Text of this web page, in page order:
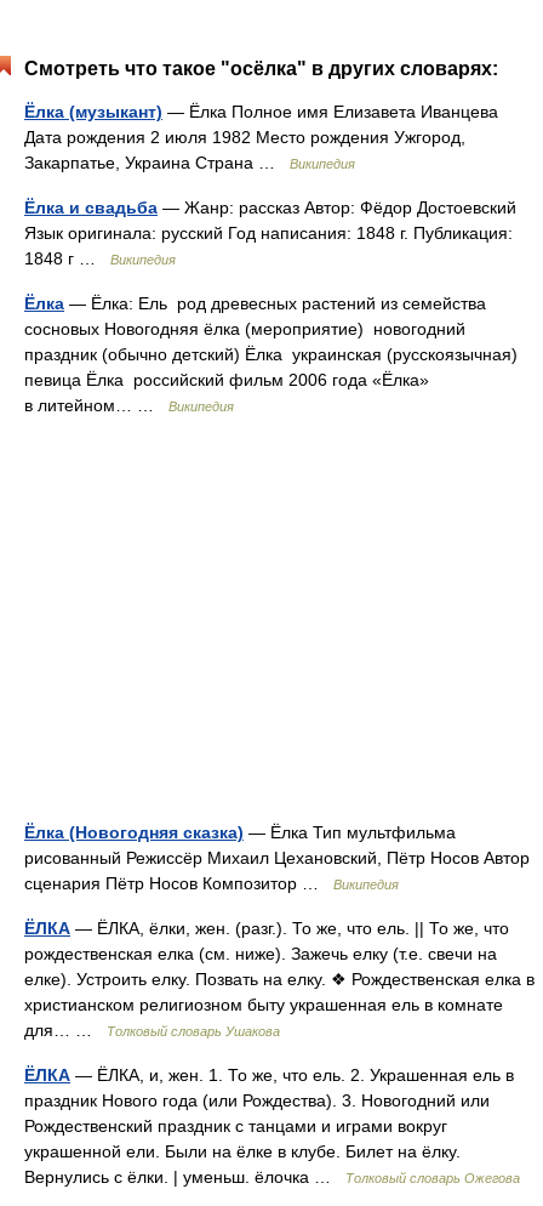
Смотреть что такое "осёлка" в других словарях:
Ёлка (музыкант) — Ёлка Полное имя Елизавета Иванцева
Дата рождения 2 июля 1982 Место рождения Ужгород,
Закарпатье, Украина Страна …
Википедия
Ёлка и свадьба — Жанр: рассказ Автор: Фёдор Достоевский
Язык оригинала: русский Год написания: 1848 г. Публикация:
1848 г …
Википедия
Ёлка — Ёлка: Ель род древесных растений из семейства
сосновых Новогодняя ёлка (мероприятие) новогодний
праздник (обычно детский) Ёлка украинская (русскоязычная)
певица Ёлка российский фильм 2006 года «Ёлка»
в литейном… …
Википедия
Ёлка (Новогодняя сказка) — Ёлка Тип мультфильма
рисованный Режиссёр Михаил Цехановский, Пётр Носов Автор
сценария Пётр Носов Композитор …
Википедия
ЁЛКА — ЁЛКА, ёлки, жен. (разг.). То же, что ель. || То же, что
рождественская елка (см. ниже). Зажечь елку (т.е. свечи на
елке). Устроить елку. Позвать на елку. ❖ Рождественская елка в
христианском религиозном быту украшенная ель в комнате
для… …
Толковый словарь Ушакова
ЁЛКА — ЁЛКА, и, жен. 1. То же, что ель. 2. Украшенная ель в
праздник Нового года (или Рождества). 3. Новогодний или
Рождественский праздник с танцами и играми вокруг
украшенной ели. Были на ёлке в клубе. Билет на ёлку.
Вернулись с ёлки. | уменьш. ёлочка …
Толковый словарь Ожегова